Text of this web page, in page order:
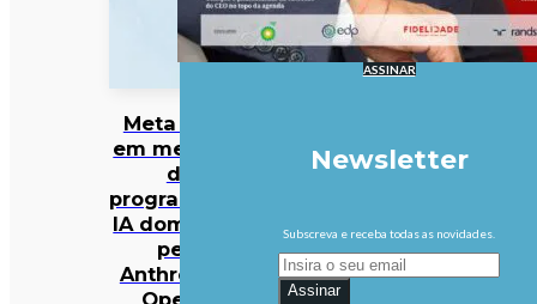
Meta entra
em mercado
da
programação
IA dominado
pela
Anthropic e
OpenAI
ASSINAR
Newsletter
Subscreva e receba todas as novidades.
Assinar